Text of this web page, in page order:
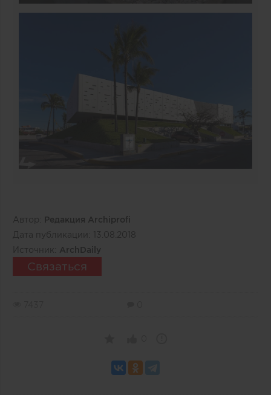
Автор:
Редакция Archiprofi
Дата публикации:
13.08.2018
Источник:
ArchDaily
Связаться